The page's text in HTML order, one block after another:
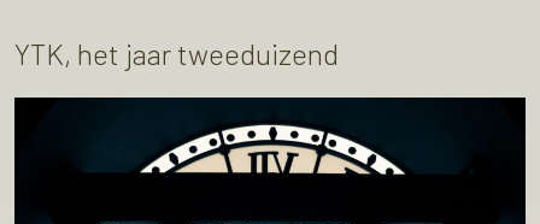
YTK, het jaar tweeduizend